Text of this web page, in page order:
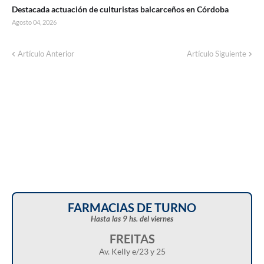
Destacada actuación de culturistas balcarceños en Córdoba
Agosto 04, 2026
Artículo Anterior Artículo Siguiente
FARMACIAS DE TURNO
Hasta las 9 hs. del viernes
FREITAS
Av. Kelly e/23 y 25